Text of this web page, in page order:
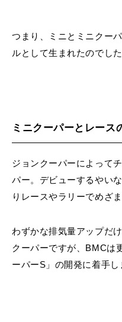
つまり、ミニとミニクー
ルとして生まれたのでした
ミニクーパーとレース
ジョンクーパーによって
パー。デビューするやい
りレースやラリーでめざ
わずかな排気量アップだ
クーパーですが、BMCは
ーパーS」の開発に着手し